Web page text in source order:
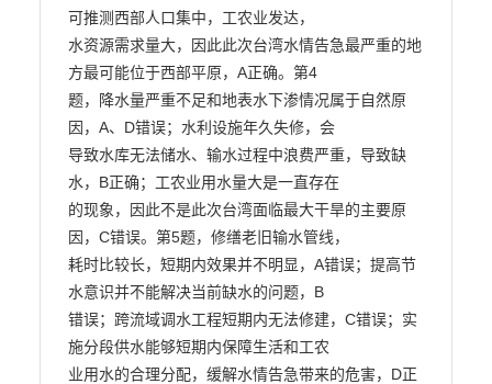
可推测西部人口集中，工农业发达，
水资源需求量大，因此此次台湾水情告急最严重的地
方最可能位于西部平原，A正确。第4
题，降水量严重不足和地表水下渗情况属于自然原
因，A、D错误；水利设施年久失修，会
导致水库无法储水、输水过程中浪费严重，导致缺
水，B正确；工农业用水量大是一直存在
的现象，因此不是此次台湾面临最大干旱的主要原
因，C错误。第5题，修缮老旧输水管线，
耗时比较长，短期内效果并不明显，A错误；提高节
水意识并不能解决当前缺水的问题，B
错误；跨流域调水工程短期内无法修建，C错误；实
施分段供水能够短期内保障生活和工农
业用水的合理分配，缓解水情告急带来的危害，D正